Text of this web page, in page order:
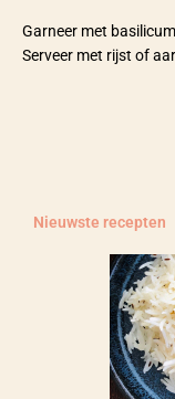
Garneer met
Serveer met rijst of
Nieuwste recepten